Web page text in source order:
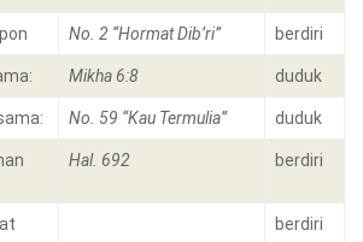
No. 2 “Hormat Dib’ri” berdiri
Mikha 6:8 duduk
No. 59 “Kau Termulia” duduk
Hal. 692 berdiri
berdiri